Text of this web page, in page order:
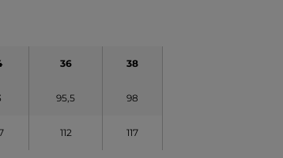
36 38
95,5 98
112 117